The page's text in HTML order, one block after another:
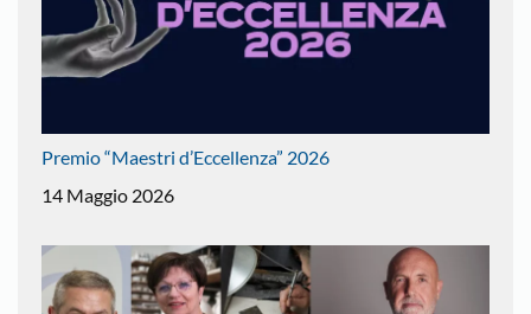
Premio “Maestri d’Eccellenza” 2026
14 Maggio 2026